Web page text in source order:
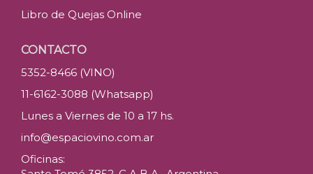
Libro de Quejas Online
CONTACTO
5352-8466 (VINO)
11-6162-3088 (Whatsapp)
Lunes a Viernes de 10 a 17 hs.
info@espaciovino.com.ar
Oficinas: